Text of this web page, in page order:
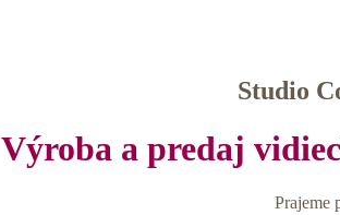
Studio
Výroba a predaj
Prajeme